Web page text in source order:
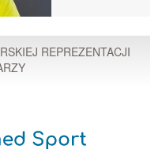
REPREZENTACJI